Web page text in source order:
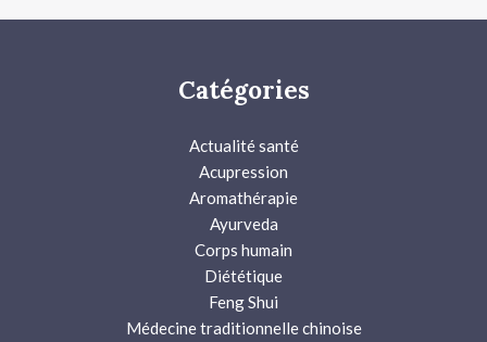
Catégories
Actualité santé
Acupression
Aromathérapie
Ayurveda
Corps humain
Diététique
Feng Shui
Médecine traditionnelle chinoise